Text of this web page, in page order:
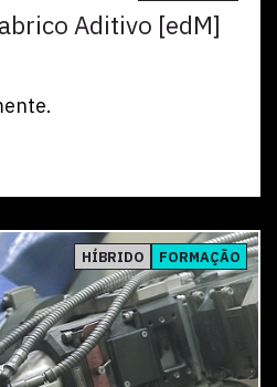
Aditivo [edM]
HÍBRIDO FORMAÇÃO